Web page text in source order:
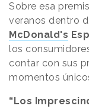
Sobre esa
veranos dentro
McDonald's
los
contar con sus
momentos
“Los